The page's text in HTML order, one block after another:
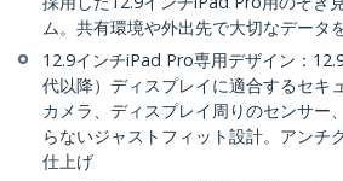
ム。共有環境や外出先で大切なデータ
12.9インチiPad Pro専用デザイン：
代以降）ディスプレイに適合するセキ
カメラ、ディスプレイ周りのセンサー
らないジャストフィット設計。アンチ
仕上げ